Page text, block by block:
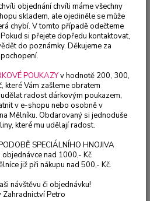
Africká kopřiva Coleus, Copa Sangria - 1
Coleus, Copa
objednání chvíli máme všechny
skladem, ale ojediněle se může
chybí. V tomto případě odečteme
si přejete dopředu kontaktovat,
do poznámky. Děkujeme za
pochopení.
POUKAZYv hodnotě 200, 300,
které Vám zašleme obratem
radost dárkovým poukazem,
v e-shopu nebo osobně v
Mělníku. Obdarovaný si jednoduše
které mu udělají radost.
SPECIÁLNÍHO HNOJIVA
nad 1000,- Kč
již při nákupu nad 500,- Kč.
návštěvu či objednávku!
Zahradnictví Petro